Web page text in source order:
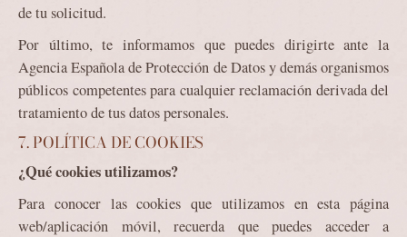
de tu solicitud.
Por último, te informamos que puedes dirigirte ante la
Agencia Española de Protección de Datos y demás organismos
públicos competentes para cualquier reclamación derivada del
tratamiento de tus datos personales.
7. POLÍTICA DE COOKIES
¿Qué cookies utilizamos?
Para conocer las cookies que utilizamos en esta página
web/aplicación móvil, recuerda que puedes acceder a